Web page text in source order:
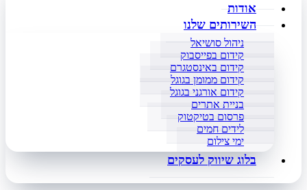
אודות
השירותים שלנו
ניהול סושיאל
קידום בפייסבוק
קידום באינסטגרם
קידום ממומן בגוגל
קידום אורגני בגוגל
בניית אתרים
פרסום בטיקטוק
לידים חמים
ימי צילום
בלוג שיווק לעסקים